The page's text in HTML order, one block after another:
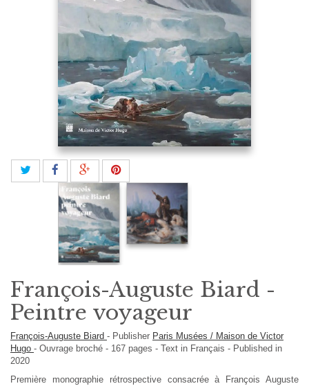
François-Auguste Biard -
Peintre voyageur
François-Auguste Biard - Publisher Paris Musées / Maison de Victor
Hugo - Ouvrage broché - 167 pages - Text in Français - Published in
2020
Première monographie rétrospective consacrée à François Auguste